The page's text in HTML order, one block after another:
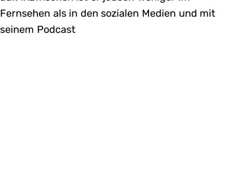
Fernsehen als in den sozialen Medien und mit
seinem Podcast